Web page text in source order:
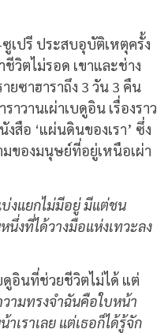
เปรี ประสบอุบัติเหตุครั้ง
วิตไม่รอด เขาและช่าง
ยซาฮาราถึง 3 วัน 3 คืน
าวานเผ่าเบดูอิน เรื่องราว
สือ ‘แผ่นดินของเรา’ ซึ่ง
มของมนุษย์ที่อยู่เหนือเผ่า
งแยกไม่มีอยู่ มีแต่ชน
นึ่งที่ได้วางมือแห่งเทวะลง
ดูอินที่ช่วยชีวิตไม่ได้ แต่
ามทรงจำฉันคือใบหน้า
เราเลย แต่เธอก็ได้รู้จัก